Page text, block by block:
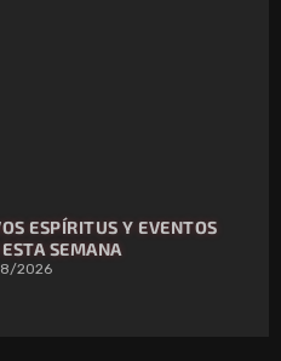
ESPÍRITUS Y EVENTOS
ESTA SEMANA
2026